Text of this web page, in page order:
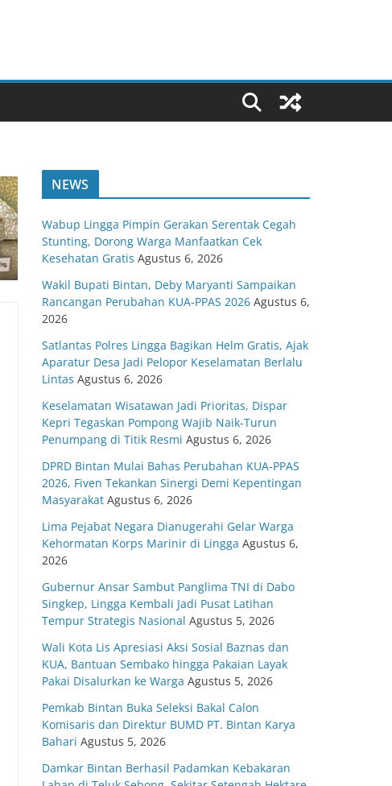
NEWS
Wabup Lingga Pimpin Gerakan Serentak Cegah
Stunting, Dorong Warga Manfaatkan Cek
Kesehatan Gratis Agustus 6, 2026
Wakil Bupati Bintan, Deby Maryanti Sampaikan
Rancangan Perubahan KUA-PPAS 2026 Agustus 6,
2026
Satlantas Polres Lingga Bagikan Helm Gratis, Ajak
Aparatur Desa Jadi Pelopor Keselamatan Berlalu
Lintas Agustus 6, 2026
Keselamatan Wisatawan Jadi Prioritas, Dispar
Kepri Tegaskan Pompong Wajib Naik-Turun
Penumpang di Titik Resmi Agustus 6, 2026
DPRD Bintan Mulai Bahas Perubahan KUA-PPAS
2026, Fiven Tekankan Sinergi Demi Kepentingan
Masyarakat Agustus 6, 2026
Lima Pejabat Negara Dianugerahi Gelar Warga
Kehormatan Korps Marinir di Lingga Agustus 6,
2026
Gubernur Ansar Sambut Panglima TNI di Dabo
Singkep, Lingga Kembali Jadi Pusat Latihan
Tempur Strategis Nasional Agustus 5, 2026
Wali Kota Lis Apresiasi Aksi Sosial Baznas dan
KUA, Bantuan Sembako hingga Pakaian Layak
Pakai Disalurkan ke Warga Agustus 5, 2026
Pemkab Bintan Buka Seleksi Bakal Calon
Komisaris dan Direktur BUMD PT. Bintan Karya
Bahari Agustus 5, 2026
Damkar Bintan Berhasil Padamkan Kebakaran